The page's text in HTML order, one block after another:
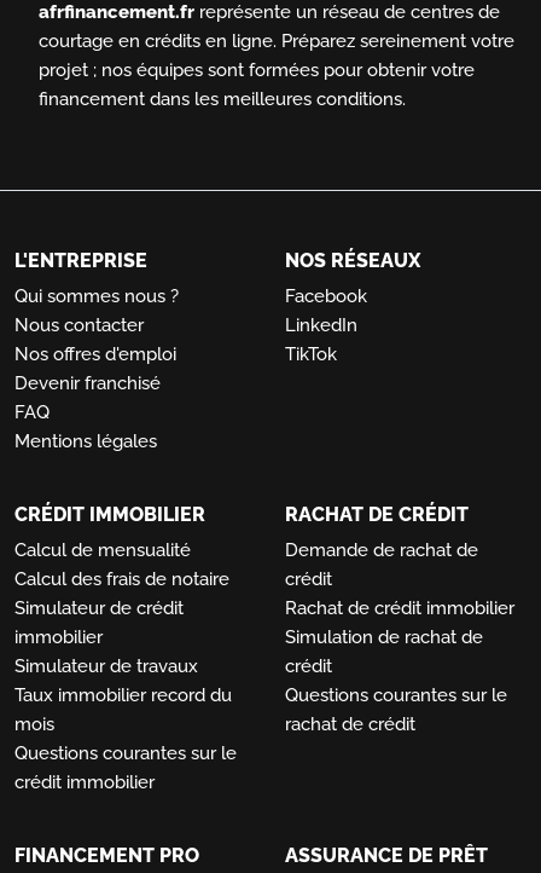
afrfinancement.fr représente un réseau de centres de
courtage en crédits en ligne. Préparez sereinement votre
projet ; nos équipes sont formées pour obtenir votre
financement dans les meilleures conditions.
L'ENTREPRISE
Qui sommes nous ?
Nous contacter
Nos offres d'emploi
Devenir franchisé
FAQ
Mentions légales
NOS RÉSEAUX
Facebook
LinkedIn
TikTok
CRÉDIT IMMOBILIER
Calcul de mensualité
Calcul des frais de notaire
Simulateur de crédit
immobilier
Simulateur de travaux
Taux immobilier record du
mois
Questions courantes sur le
crédit immobilier
RACHAT DE CRÉDIT
Demande de rachat de
crédit
Rachat de crédit immobilier
Simulation de rachat de
crédit
Questions courantes sur le
rachat de crédit
FINANCEMENT PRO ASSURANCE DE PRÊT